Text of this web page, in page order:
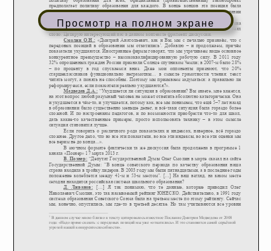
Просмотр на полном экране